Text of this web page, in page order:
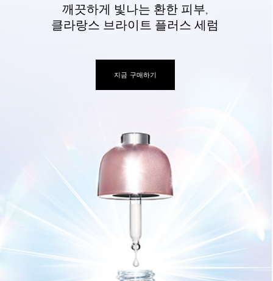
깨끗하게 빛나는 환한 피부,
클라랑스 브라이트 플러스 세럼
지금 구매하기